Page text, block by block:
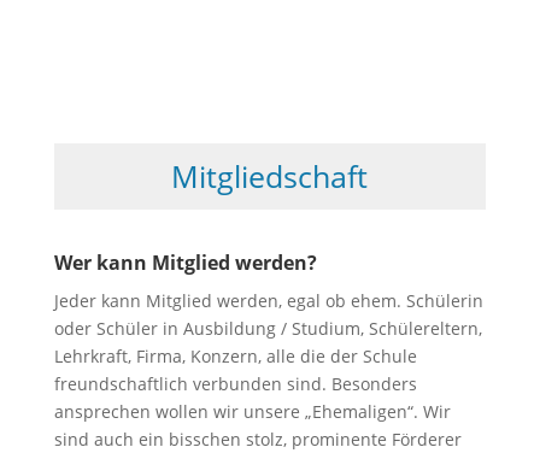
Mitgliedschaft
Wer kann Mitglied werden?
Jeder kann Mitglied werden, egal ob ehem. Schülerin
oder Schüler in Ausbildung / Studium, Schülereltern,
Lehrkraft, Firma, Konzern, alle die der Schule
freundschaftlich verbunden sind. Besonders
ansprechen wollen wir unsere „Ehemaligen“. Wir
sind auch ein bisschen stolz, prominente Förderer